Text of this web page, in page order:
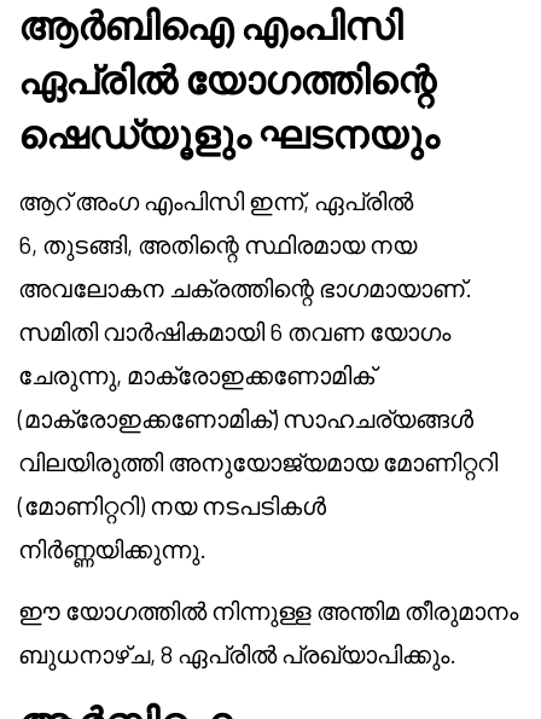
ആർബിഐ എംപിസി
ഏപ്രിൽ യോഗത്തിന്റെ
ഷെഡ്യൂളും ഘടനയും
ആറ് അംഗ എംപിസി ഇന്ന്, ഏപ്രിൽ
6, തുടങ്ങി, അതിന്റെ സ്ഥിരമായ നയ
അവലോകന ചക്രത്തിന്റെ ഭാഗമായാണ്.
സമിതി വാർഷികമായി 6 തവണ യോഗം
ചേരുന്നു, മാക്രോഇക്കണോമിക്
(മാക്രോഇക്കണോമിക്) സാഹചര്യങ്ങൾ
വിലയിരുത്തി അനുയോജ്യമായ മോണിറ്ററി
(മോണിറ്ററി) നയ നടപടികൾ
നിർണ്ണയിക്കുന്നു.
ഈ യോഗത്തിൽ നിന്നുള്ള അന്തിമ തീരുമാനം
ബുധനാഴ്ച, 8 ഏപ്രിൽ പ്രഖ്യാപിക്കും.